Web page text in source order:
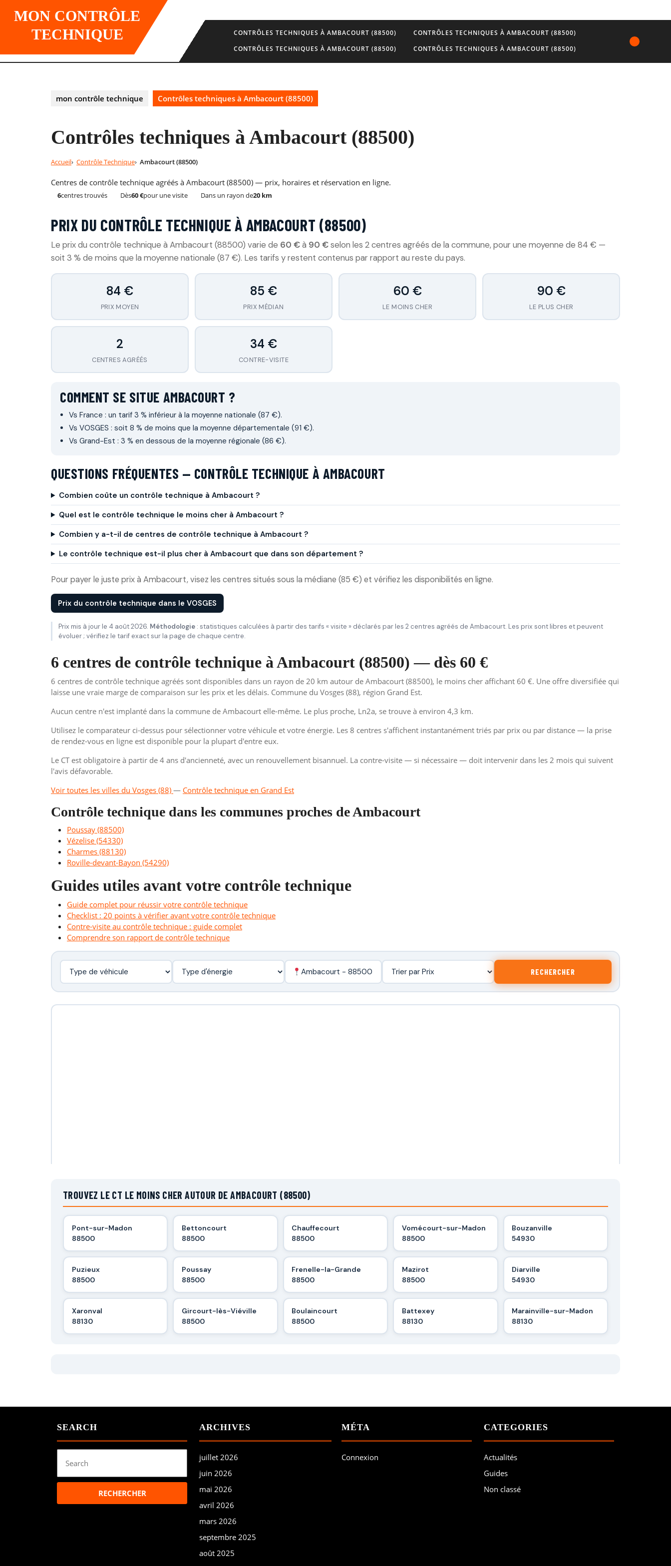
MON CONTRÔLE
TECHNIQUE
CONTRÔLES TECHNIQUES À AMBACOURT (88500)
CONTRÔLES TECHNIQUES À AMBACOURT (88500)
CONTRÔLES TECHNIQUES À AMBACOURT (88500)
CONTRÔLES TECHNIQUES À AMBACOURT (88500)
mon contrôle technique Contrôles techniques à Ambacourt (88500)
Contrôles techniques à Ambacourt (88500)
Accueil Contrôle Technique Ambacourt (88500)
Centres de contrôle technique agréés à Ambacourt (88500) — prix, horaires et réservation en ligne.
6centres trouvés Dès60 €pour une visite Dans un rayon de20 km
PRIX DU CONTRÔLE TECHNIQUE À AMBACOURT (88500)
Le prix du contrôle technique à Ambacourt (88500) varie de 60 €à 90 €selon les 2 centres agréés de la commune, pour une moyenne de 84 € —
soit 3 % de moins que la moyenne nationale (87 €). Les tarifs y restent contenus par rapport au reste du pays.
84 €
PRIX MOYEN
85 €
PRIX MÉDIAN
60 €
LE MOINS CHER
90 €
LE PLUS CHER
2
CENTRES AGRÉÉS
34 €
CONTRE-VISITE
COMMENT SE SITUE AMBACOURT ?
Vs France : un tarif 3 % inférieur à la moyenne nationale (87 €).
Vs VOSGES : soit 8 % de moins que la moyenne départementale (91 €).
Vs Grand-Est : 3 % en dessous de la moyenne régionale (86 €).
QUESTIONS FRÉQUENTES — CONTRÔLE TECHNIQUE À AMBACOURT
Combien coûte un contrôle technique à Ambacourt ?
Quel est le contrôle technique le moins cher à Ambacourt ?
Combien y a-t-il de centres de contrôle technique à Ambacourt ?
Le contrôle technique est-il plus cher à Ambacourt que dans son département ?
Pour payer le juste prix à Ambacourt, visez les centres situés sous la médiane (85 €) et vérifiez les disponibilités en ligne.
Prix du contrôle technique dans le VOSGES
Prix mis à jour le 4 août 2026. Méthodologie : statistiques calculées à partir des tarifs « visite » déclarés par les 2 centres agréés de Ambacourt. Les prix sont libres et peuvent
évoluer ; vérifiez le tarif exact sur la page de chaque centre.
6 centres de contrôle technique à Ambacourt (88500) — dès 60 €
6 centres de contrôle technique agréés sont disponibles dans un rayon de 20 km autour de Ambacourt (88500), le moins cher affichant 60 €. Une offre diversifiée qui
laisse une vraie marge de comparaison sur les prix et les délais. Commune du Vosges (88), région Grand Est.
Aucun centre n'est implanté dans la commune de Ambacourt elle-même. Le plus proche, Ln2a, se trouve à environ 4,3 km.
Utilisez le comparateur ci-dessus pour sélectionner votre véhicule et votre énergie. Les 8 centres s'affichent instantanément triés par prix ou par distance — la prise
de rendez-vous en ligne est disponible pour la plupart d'entre eux.
Le CT est obligatoire à partir de 4 ans d'ancienneté, avec un renouvellement bisannuel. La contre-visite — si nécessaire — doit intervenir dans les 2 mois qui suivent
l'avis défavorable.
Voir toutes les villes du Vosges (88) — Contrôle technique en Grand Est
Contrôle technique dans les communes proches de Ambacourt
Poussay (88500)
Vézelise (54330)
Charmes (88130)
Roville-devant-Bayon (54290)
Guides utiles avant votre contrôle technique
Guide complet pour réussir votre contrôle technique
Checklist : 20 points à vérifier avant votre contrôle technique
Contre-visite au contrôle technique : guide complet
Comprendre son rapport de contrôle technique
Ambacourt - 88500 RECHERCHER
TROUVEZ LE CT LE MOINS CHER AUTOUR DE AMBACOURT (88500)
Pont-sur-Madon
88500
Bettoncourt
88500
Chauffecourt
88500
Vomécourt-sur-Madon
88500
Bouzanville
54930
Puzieux
88500
Poussay
88500
Frenelle-la-Grande
88500
Mazirot
88500
Diarville
54930
Xaronval
88130
Gircourt-lès-Viéville
88500
Boulaincourt
88500
Battexey
88130
Marainville-sur-Madon
88130
SEARCH
for:
ARCHIVES
juillet 2026
juin 2026
mai 2026
avril 2026
mars 2026
septembre 2025
août 2025
MÉTA
Connexion
CATEGORIES
Actualités
Guides
Non classé